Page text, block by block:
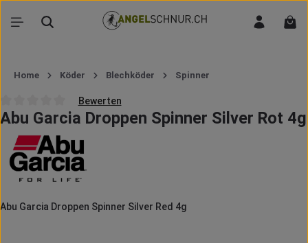
Zum Hauptinhalt springen
Home Köder Blechköder Spinner
Durchschnittliche Bewertung von 0 von 5 Sternen
Bewerten
Abu Garcia Droppen Spinner Silver Rot 4g
Abu Garcia Droppen Spinner Silver Red 4g